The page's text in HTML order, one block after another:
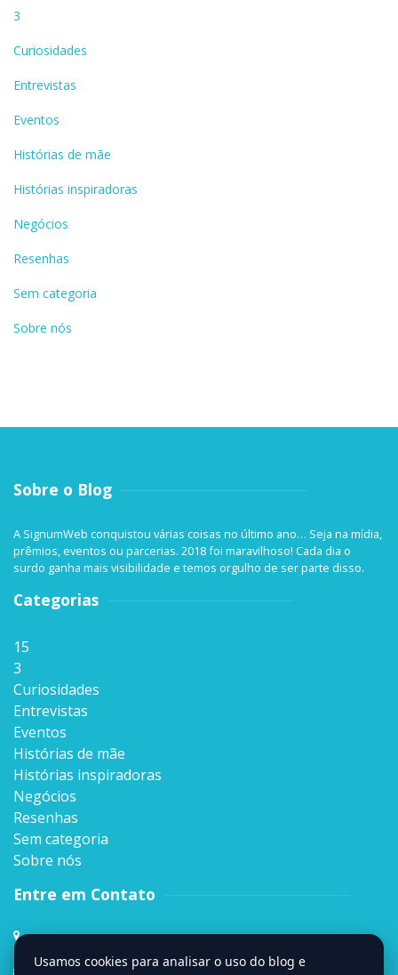
3
Curiosidades
Entrevistas
Eventos
Histórias de mãe
Histórias inspiradoras
Negócios
Resenhas
Sem categoria
Sobre nós
Sobre o Blog
A SignumWeb conquistou várias coisas no último ano… Seja na mídia,
prêmios, eventos ou parcerias. 2018 foi maravilhoso! Cada dia o
surdo ganha mais visibilidade e temos orgulho de ser parte disso.
Categorias
15
3
Curiosidades
Entrevistas
Eventos
Histórias de mãe
Histórias inspiradoras
Negócios
Resenhas
Sem categoria
Sobre nós
Entre em Contato
Rua Sen. Milton Campos, 35, Andar 4º,
Vila da Serra, Nova Lima, MG
Usamos cookies para analisar o uso do blog e